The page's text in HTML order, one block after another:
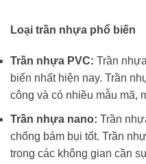
Loại trần nhựa phổ biến
Trần nhựa PVC: Trần
biến nhất hiện nay. Trần
công và có nhiều mẫu mã,
Trần nhựa nano: Trần
chống bám bụi tốt. Trần
trong các không gian cần